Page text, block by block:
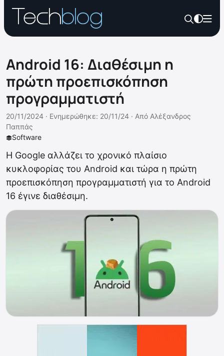
Android 16: Διαθέσιμη η
πρώτη προεπισκόπηση
προγραμματιστή
Software
20/11/2024 · Ενημερώθηκε: 20/11/24 · Από Αλέξανδρος
Παππάς
Η Google αλλάζει το χρονικό πλαίσιο
κυκλοφορίας του Android και τώρα η πρώτη
προεπισκόπηση προγραμματιστή για το Αndroid
16 έγινε διαθέσιμη.